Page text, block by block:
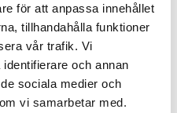
för att anpassa innehållet
tillhandahålla funktioner
vår trafik. Vi
och annan
sociala medier och
vi samarbetar med.